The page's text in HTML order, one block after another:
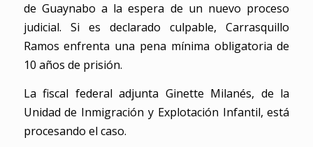
de Guaynabo a la espera de un nuevo proceso
judicial. Si es declarado culpable, Carrasquillo
Ramos enfrenta una pena mínima obligatoria de
10 años de prisión.
La fiscal federal adjunta Ginette Milanés, de la
Unidad de Inmigración y Explotación Infantil, está
procesando el caso.